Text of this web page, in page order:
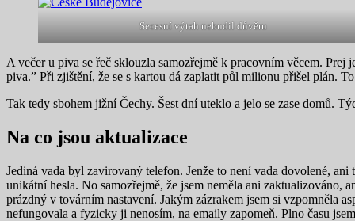
Secesní výtah nebudil důvěru
A večer u piva se řeč sklouzla samozřejmě k pracovním věcem.
piva.” Při zjištění, že se s kartou dá zaplatit půl milionu přišel plán.
Tak tedy sbohem jižní Čechy. Šest dní uteklo a jelo se zase domů.
Na co jsou aktualizace
Jediná vada byl zavirovaný telefon. Jenže to není vada dovolené,
unikátní hesla. No samozřejmě, že jsem neměla ani zaktualizováno,
prázdný v továrním nastavení. Jakým zázrakem jsem si vzpomněla
nefungovala a fyzicky ji nenosím, na emaily zapomeň. Plno času